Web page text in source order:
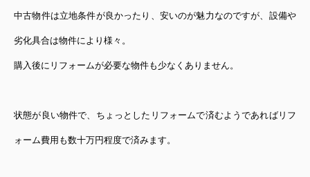
中古物件は立地条件が良かったり、安いのが魅力なのですが、設備や
劣化具合は物件により様々。
購入後にリフォームが必要な物件も少なくありません。
状態が良い物件で、ちょっとしたリフォームで済むようであればリフ
ォーム費用も数十万円程度で済みます。